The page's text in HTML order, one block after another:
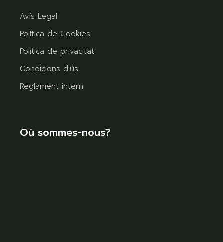
Avís Legal
Política de Cookies
Política de privacitat
Condicions d'ús
Reglament intern
Où sommes-nous?